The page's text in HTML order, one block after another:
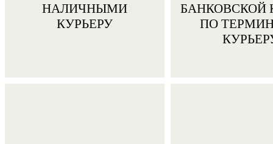
НАЛИЧНЫМИ
КУРЬЕРУ
БАНКОВСКОЙ
ПО